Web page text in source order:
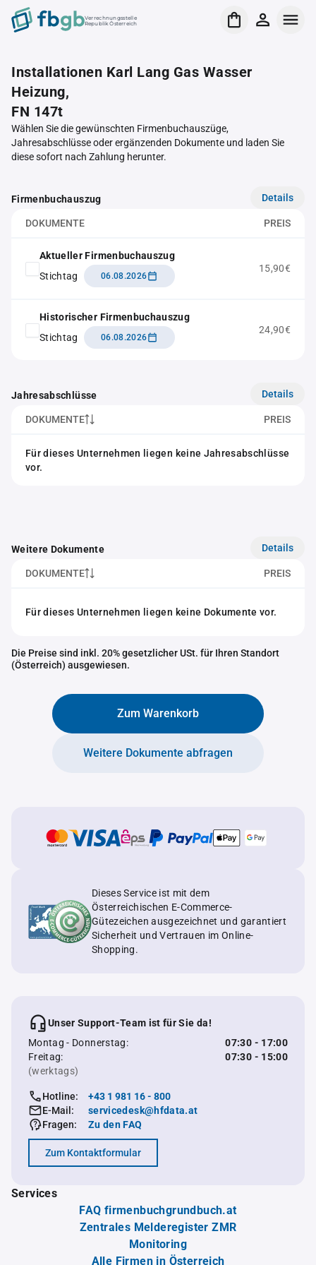
Verrechnungsstelle
Republik Österreich
Installationen Karl Lang Gas Wasser
Heizung,
FN 147t
Wählen Sie die gewünschten Firmenbuchauszüge,
Jahresabschlüsse oder ergänzenden Dokumente und laden Sie
diese sofort nach Zahlung herunter.
Firmenbuchauszug Details
DOKUMENTE PREIS
Aktueller Firmenbuchauszug
Stichtag
06.08.2026
15,90€
Historischer Firmenbuchauszug
Stichtag
06.08.2026
24,90€
Jahresabschlüsse Details
DOKUMENTE PREIS
Für dieses Unternehmen liegen keine Jahresabschlüsse
vor.
Weitere Dokumente Details
DOKUMENTE PREIS
Für dieses Unternehmen liegen keine Dokumente vor.
Die Preise sind inkl. 20% gesetzlicher USt. für Ihren Standort
(Österreich) ausgewiesen.
Zum Warenkorb
Weitere Dokumente abfragen
Dieses Service ist mit dem
Österreichischen E-Commerce-
Gütezeichen ausgezeichnet und garantiert
Sicherheit und Vertrauen im Online-
Shopping.
Unser Support-Team ist für Sie da!
Montag - Donnerstag:
07:30 - 17:00
Freitag:
07:30 - 15:00
(werktags)
Hotline:
+43 1 981 16 - 800
E-Mail:
servicedesk@hfdata.at
Fragen:
Zu den FAQ
Zum Kontaktformular
Services
FAQ firmenbuchgrundbuch.at
Zentrales Melderegister ZMR
Monitoring
Alle Firmen in Österreich